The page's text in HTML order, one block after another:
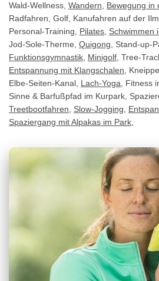
Wald-Wellness, Wandern Bewegung in
Radfahren, Golf, Kanufahren auf der
Personal-Training, Pilates Schwimmen
Jod-Sole-Therme, Quigong , Stand-up-
Funktionsgymnastik Minigolf , Tree-
Entspannung mit Klangschalen ,
Elbe-Seiten-Kanal, Lach-Yoga , Fitness
Sinne & Barfußpfad im Kurpark,
Treetbootfahren
Slow-Jogging
Spaziergang mit Alpakas im Park